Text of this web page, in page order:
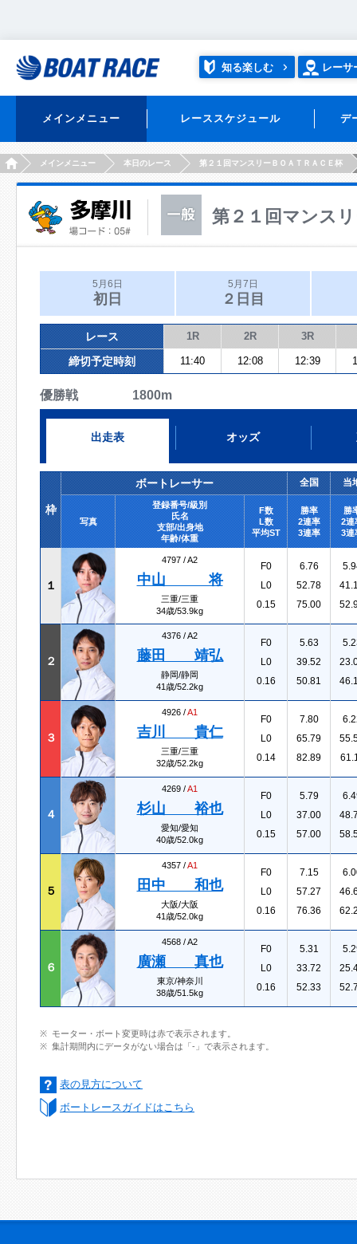
知る楽しむ レーサ
メインメニュー レーススケジュール デ
HOMEメインメニュー 本日のレース 第２１回マンスリーＢＯＡＴＲＡＣＥ杯
第２１回マンス
5月6日
初日
5月7日
２日目
レース 1R 2R 3R
締切予定時刻 11:40 12:08 12:39
優勝戦 1800m
出走表 オッズ
枠
ボートレーサー 全国 当
写真
登録番号/級別
氏名
支部/出身地
年齢/体重
F数
L数
平均ST
勝率
2連率
3連率
勝
2連
3連
１
4797 /A2
中山 将
三重/三重
34歳/53.9kg
F0
L0
0.15
6.76
52.78
75.00
２
4376 /A2
藤田 靖弘
静岡/静岡
41歳/52.2kg
F0
L0
0.16
5.63
39.52
50.81
３
4926 /A1
吉川 貴仁
三重/三重
32歳/52.2kg
F0
L0
0.14
7.80
65.79
82.89
４
4269 /A1
杉山 裕也
愛知/愛知
40歳/52.0kg
F0
L0
0.15
5.79
37.00
57.00
５
4357 /A1
田中 和也
大阪/大阪
41歳/52.0kg
F0
L0
0.16
7.15
57.27
76.36
６
4568 /A2
廣瀬 真也
東京/神奈川
38歳/51.5kg
F0
L0
0.16
5.31
33.72
52.33
モーター・ボート変更時は赤で表示されます。
集計期間内にデータがない場合は「-」で表示されます。
表の見方について
ボートレースガイドはこちら